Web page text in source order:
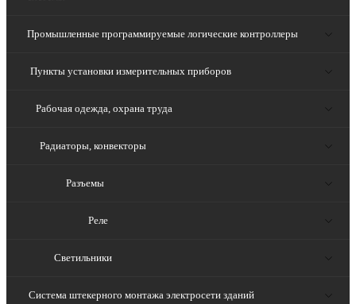
Промышленные программируемые логические контроллеры
Пункты установки измерительных приборов
Рабочая одежда, охрана труда
Радиаторы, конвекторы
Разъемы
Реле
Светильники
Система штекерного монтажа электросети зданий